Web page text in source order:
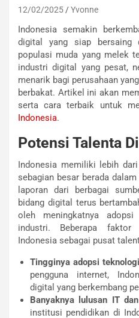
12/02/2025 Yvonne
Indonesia semakin
digital yang siap bersaing
populasi muda yang melek
industri digital yang pesat,
menarik bagi perusahaan
berbakat. Artikel ini akan
serta cara terbaik untuk
Indonesia.
Potensi Talenta
Indonesia memiliki lebih
sebagian besar berada
laporan dari berbagai
bidang digital terus
oleh meningkatnya
industri. Beberapa faktor
Indonesia sebagai pusat
Tingginya adopsi teknologi
pengguna internet,
digital yang berkembang
Banyaknya lulusan IT
institusi pendidikan di